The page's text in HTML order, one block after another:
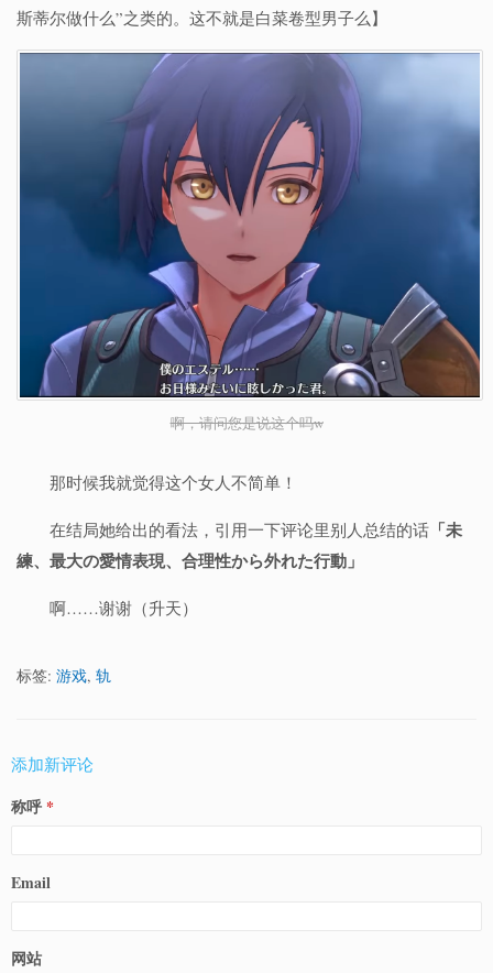
斯蒂尔做什么”之类的。这不就是白菜卷型男子么】
啊，请问您是说这个吗w
那时候我就觉得这个女人不简单！
在结局她给出的看法，引用一下评论里别人总结的话 「未
練、最大の愛情表現、合理性から外れた行動」
啊……谢谢（升天）
标签: 游戏, 轨
添加新评论
称呼
Email
网站